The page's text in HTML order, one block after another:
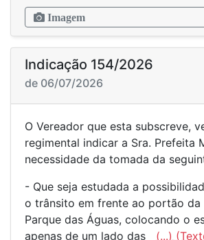
Imagem
Indicação 154/2026
de 06/07/2026
O Vereador que esta subscreve,
regimental indicar a Sra. Prefeita
necessidade da tomada da
- Que seja estudada a
o trânsito em frente ao portão da
Parque das Águas, colocando o
apenas de um lado das (...)